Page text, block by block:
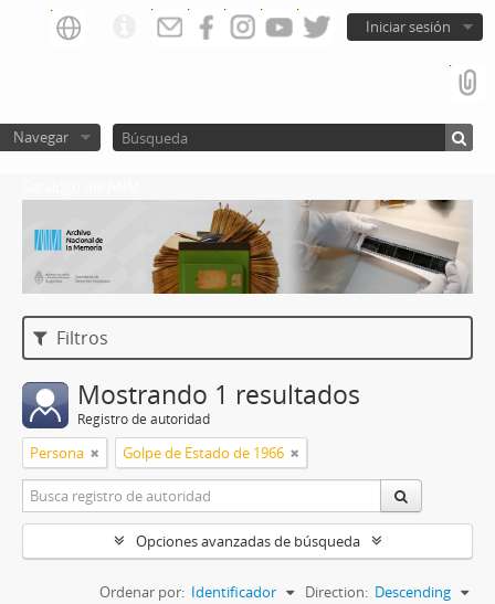
Iniciar sesión
Navegar
Filtros
Mostrando 1 resultados
Registro de autoridad
Persona Golpe de Estado de 1966
Opciones avanzadas de búsqueda
Ordenar por: Identificador Direction: Descending